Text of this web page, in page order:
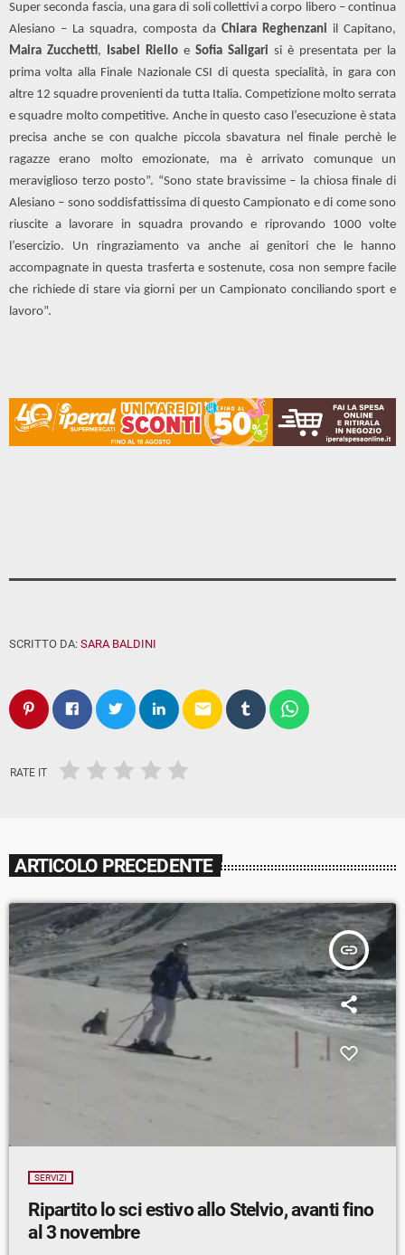
Super seconda fascia, una gara di soli collettivi a corpo libero – continua
Alesiano – La squadra, composta da Chiara Reghenzani il Capitano,
Maira Zucchetti, Isabel Riello e Sofia Saligari si è presentata per la
prima volta alla Finale Nazionale CSI di questa specialità, in gara con
altre 12 squadre provenienti da tutta Italia. Competizione molto serrata
e squadre molto competitive. Anche in questo caso l’esecuzione è stata
precisa anche se con qualche piccola sbavatura nel finale perchè le
ragazze erano molto emozionate, ma è arrivato comunque un
meraviglioso terzo posto”. “Sono state bravissime – la chiosa finale di
Alesiano – sono soddisfattissima di questo Campionato e di come sono
riuscite a lavorare in squadra provando e riprovando 1000 volte
l’esercizio. Un ringraziamento va anche ai genitori che le hanno
accompagnate in questa trasferta e sostenute, cosa non sempre facile
che richiede di stare via giorni per un Campionato conciliando sport e
lavoro”.
SCRITTO DA: SARA BALDINI
email
RATE IT
ARTICOLO PRECEDENTE
insert_link
SERVIZI
Ripartito lo sci estivo allo Stelvio, avanti fino
al 3 novembre